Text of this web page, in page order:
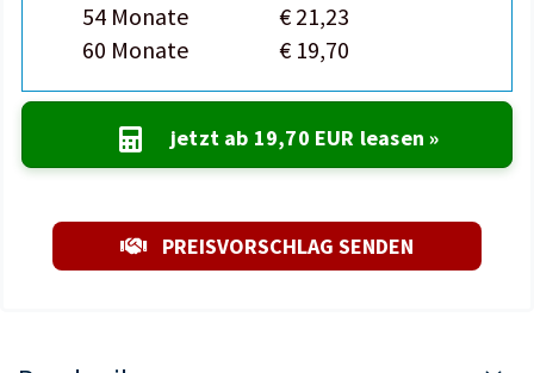
54 Monate
€ 21,23
60 Monate
€ 19,70
jetzt ab 19,70 EUR leasen »
PREISVORSCHLAG SENDEN